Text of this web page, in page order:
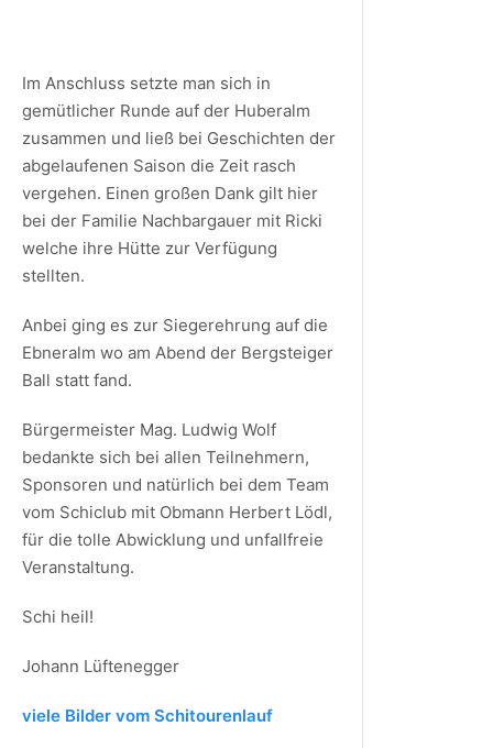
Im Anschluss setzte man sich in
gemütlicher Runde auf der Huberalm
zusammen und ließ bei Geschichten der
abgelaufenen Saison die Zeit rasch
vergehen. Einen großen Dank gilt hier
bei der Familie Nachbargauer mit Ricki
welche ihre Hütte zur Verfügung
stellten.
Anbei ging es zur Siegerehrung auf die
Ebneralm wo am Abend der Bergsteiger
Ball statt fand.
Bürgermeister Mag. Ludwig Wolf
bedankte sich bei allen Teilnehmern,
Sponsoren und natürlich bei dem Team
vom Schiclub mit Obmann Herbert Lödl,
für die tolle Abwicklung und unfallfreie
Veranstaltung.
Schi heil!
Johann Lüftenegger
viele Bilder vom Schitourenlauf